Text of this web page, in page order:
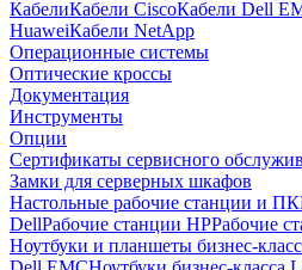
КабелиКабели CiscoКабели Dell
HuaweiКабели NetApp
Операционные системы
Оптические кроссы
Документация
Инструменты
Опции
Сертификаты сервисного
Замки для серверных шкафов
Настольные рабочие станции и ПК
DellРабочие станции HPРабочие
Ноутбуки и планшеты бизнес-